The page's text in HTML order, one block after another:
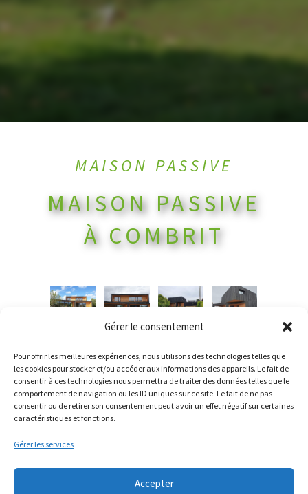
Gérer le consentement
Pour offrir les meilleures expériences, nous utilisons des technologies telles que
les cookies pour stocker et/ou accéder aux informations des appareils. Le fait de
consentir à ces technologies nous permettra de traiter des données telles que le
comportement de navigation ou les ID uniques sur ce site. Le fait de ne pas
consentir ou de retirer son consentement peut avoir un effet négatif sur certaines
caractéristiques et fonctions.
Gérer les services
Accepter
MAISON PASSIVE
MAISON PASSIVE
À COMBRIT
Contact